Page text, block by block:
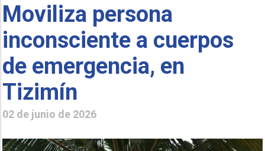
Moviliza persona
inconsciente a cuerpos
de emergencia, en
Tizimín
02 de junio de 2026